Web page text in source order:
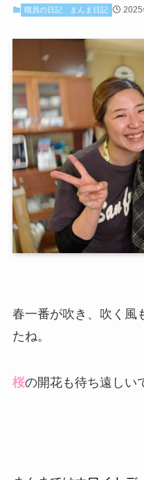
職員の日記 まんま日記 2025
春一番が吹き、吹く風
たね。
桜の開花も待ち遠しい